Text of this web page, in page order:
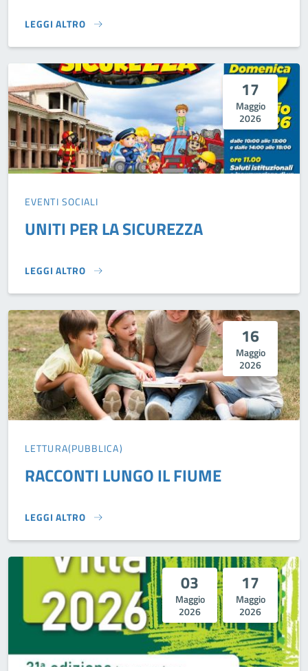
LEGGI ALTRO
STORIE TRA UN FIUME E DUE MARI}
17
Maggio
2026
EVENTI SOCIALI
UNITI PER LA SICUREZZA
LEGGI ALTRO
UNITI PER LA SICUREZZA}
16
Maggio
2026
LETTURA(PUBBLICA)
RACCONTI LUNGO IL FIUME
LEGGI ALTRO
RACCONTI LUNGO IL FIUME}
03
Maggio
2026
17
Maggio
2026